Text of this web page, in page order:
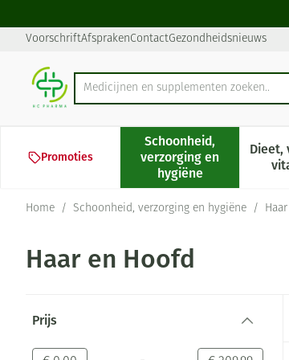
VoorschriftAfsprakenContactGezondheidsnieuws
Product, merk, categorie...
Promoties
Schoonheid,
verzorging en
hygiëne
Toon submenu
Dieet,
Home / Schoonheid, verzorging en hygiëne /
Haar en Hoofd
Prijs